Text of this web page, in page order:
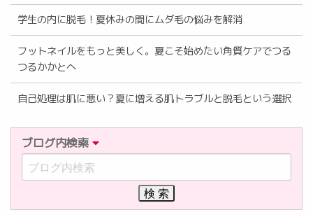
学生の内に脱毛！夏休みの間にムダ毛の悩みを解消
フットネイルをもっと美しく。夏こそ始めたい角質ケアでつる
つるかかとへ
自己処理は肌に悪い？夏に増える肌トラブルと脱毛という選択
ブログ内検索